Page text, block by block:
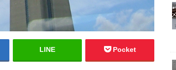
LINE Pocket